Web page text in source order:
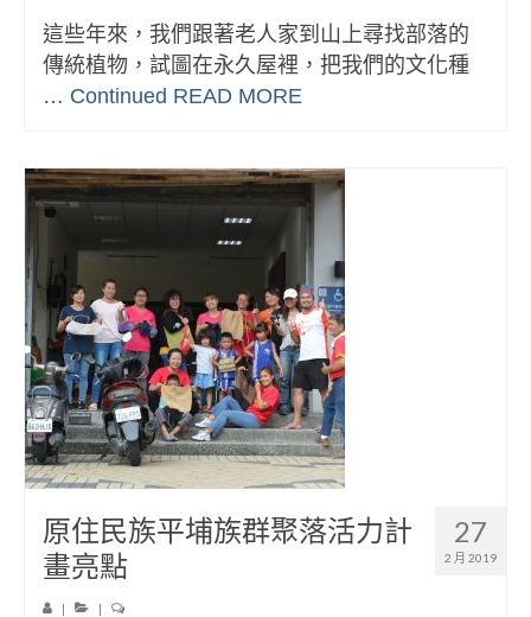
這些年來，我們跟著老人家到山上尋找部落的
傳統植物，試圖在永久屋裡，把我們的文化種
… Continued READ MORE
27
2 月 2019
原住民族平埔族群聚落活力計
畫亮點
| |